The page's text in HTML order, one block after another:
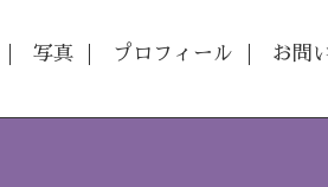
写真 プロフィール お問